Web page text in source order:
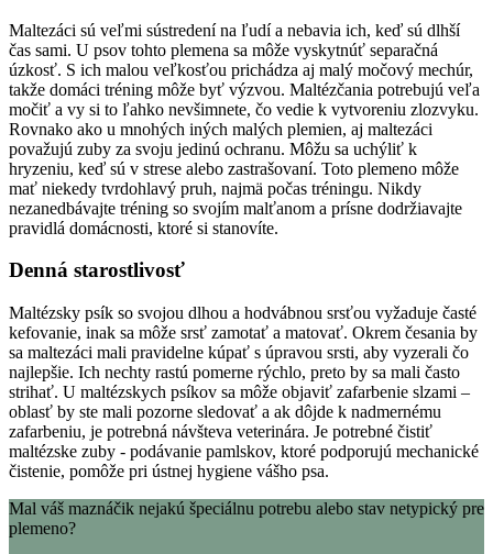
Maltezáci sú veľmi sústredení na ľudí a nebavia ich, keď sú dlhší
čas sami. U psov tohto plemena sa môže vyskytnúť separačná
úzkosť. S ich malou veľkosťou prichádza aj malý močový mechúr,
takže domáci tréning môže byť výzvou. Maltézčania potrebujú veľa
močiť a vy si to ľahko nevšimnete, čo vedie k vytvoreniu zlozvyku.
Rovnako ako u mnohých iných malých plemien, aj maltezáci
považujú zuby za svoju jedinú ochranu. Môžu sa uchýliť k
hryzeniu, keď sú v strese alebo zastrašovaní. Toto plemeno môže
mať niekedy tvrdohlavý pruh, najmä počas tréningu. Nikdy
nezanedbávajte tréning so svojím malťanom a prísne dodržiavajte
pravidlá domácnosti, ktoré si stanovíte.
Denná starostlivosť
Maltézsky psík so svojou dlhou a hodvábnou srsťou vyžaduje časté
kefovanie, inak sa môže srsť zamotať a matovať. Okrem česania by
sa maltezáci mali pravidelne kúpať s úpravou srsti, aby vyzerali čo
najlepšie. Ich nechty rastú pomerne rýchlo, preto by sa mali často
strihať. U maltézskych psíkov sa môže objaviť zafarbenie slzami –
oblasť by ste mali pozorne sledovať a ak dôjde k nadmernému
zafarbeniu, je potrebná návšteva veterinára. Je potrebné čistiť
maltézske zuby - podávanie pamlskov, ktoré podporujú mechanické
čistenie, pomôže pri ústnej hygiene vášho psa.
Mal váš maznáčik nejakú špeciálnu potrebu alebo stav netypický pre
plemeno?